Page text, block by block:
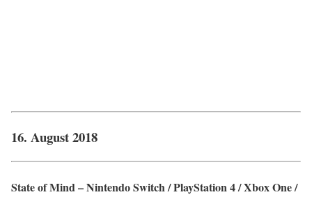
16. August 2018
State of Mind – Nintendo Switch / PlayStation 4 / Xbox One /